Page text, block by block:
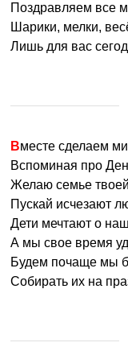
Поздравляем все
Шарики, мелки,
Лишь для вас
Вместе сделаем
Вспоминая про
Желаю семье твоей
Пускай исчезают
Дети мечтают о
А мы свое время
Будем почаще мы
Собирать их на